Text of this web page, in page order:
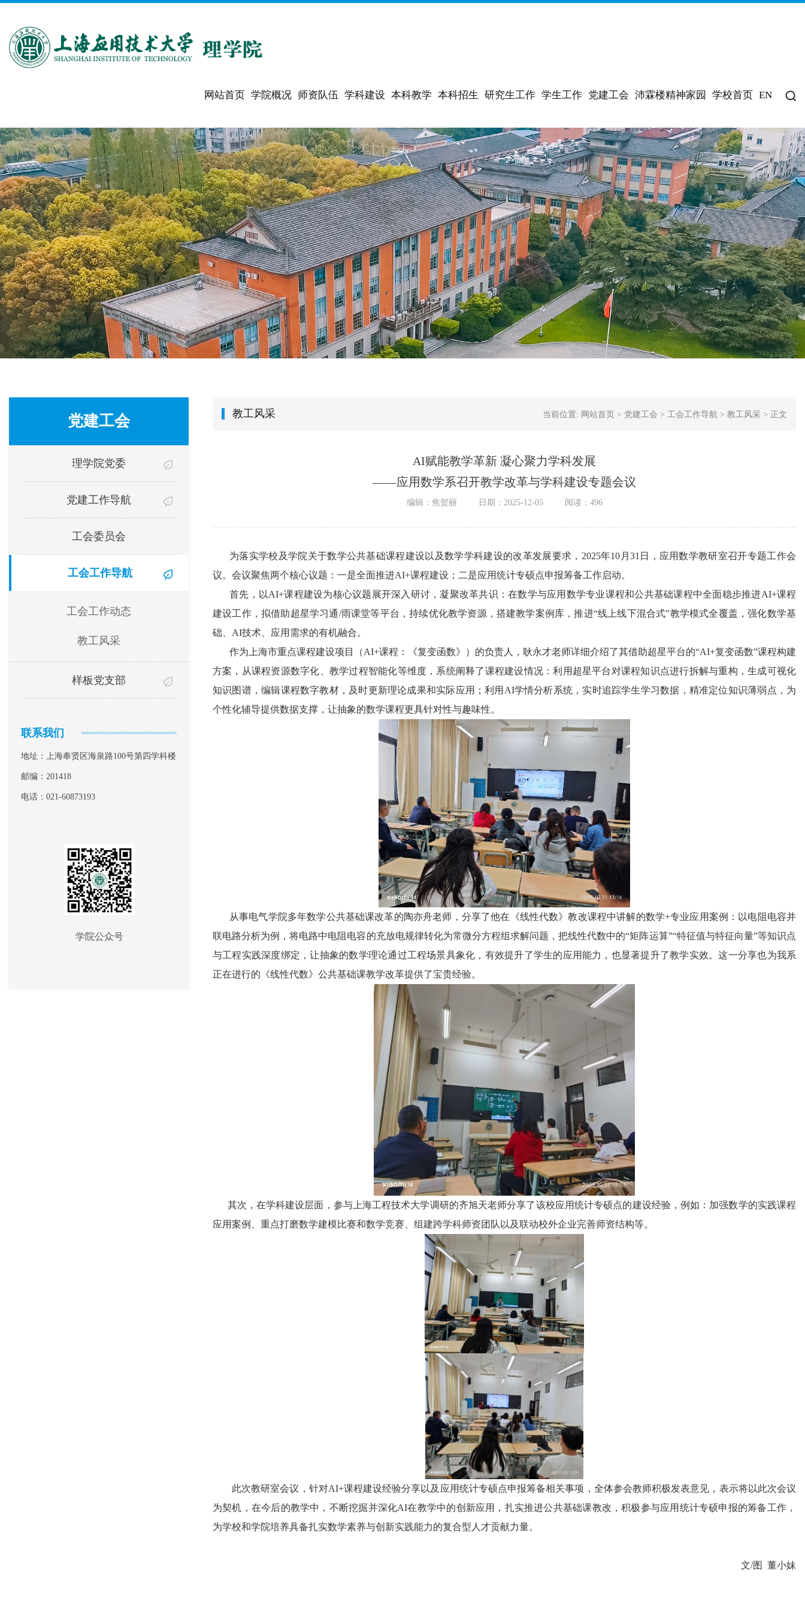
网站首页 学院概况 师资队伍 学科建设 本科教学 本科招生 研究生工作 学生工作 党建工会 沛霖楼精神家园 学校首页 EN
党建工会
理学院党委
党建工作导航
工会委员会
工会工作导航
工会工作动态
教工风采
样板党支部
联系我们
地址：上海奉贤区海泉路100号第四学科楼
邮编：201418
电话：021-60873193
学院公众号
教工风采 当前位置: 网站首页 > 党建工会 > 工会工作导航 > 教工风采 > 正文
AI赋能教学革新 凝心聚力学科发展
——应用数学系召开教学改革与学科建设专题会议
编辑：焦贺丽 日期：2025-12-05 阅读： 496
为落实学校及学院关于数学公共基础课程建设以及数学学科建设的改革发展要求，2025年10月31日，应用数学教研室召开专题工作会
议。会议聚焦两个核心议题：一是全面推进AI+课程建设；二是应用统计专硕点申报筹备工作启动。
首先，以AI+课程建设为核心议题展开深入研讨，凝聚改革共识：在数学与应用数学专业课程和公共基础课程中全面稳步推进AI+课程
建设工作，拟借助超星学习通/雨课堂等平台，持续优化教学资源，搭建教学案例库，推进“线上线下混合式”教学模式全覆盖，强化数学基
础、AI技术、应用需求的有机融合。
作为上海市重点课程建设项目（AI+课程：《复变函数》）的负责人，耿永才老师详细介绍了其借助超星平台的“AI+复变函数”课程构建
方案，从课程资源数字化、教学过程智能化等维度，系统阐释了课程建设情况：利用超星平台对课程知识点进行拆解与重构，生成可视化
知识图谱，编辑课程数字教材，及时更新理论成果和实际应用；利用AI学情分析系统，实时追踪学生学习数据，精准定位知识薄弱点，为
个性化辅导提供数据支撑，让抽象的数学课程更具针对性与趣味性。
从事电气学院多年数学公共基础课改革的陶亦舟老师，分享了他在《线性代数》教改课程中讲解的数学+专业应用案例：以电阻电容并
联电路分析为例，将电路中电阻电容的充放电规律转化为常微分方程组求解问题，把线性代数中的“矩阵运算”“特征值与特征向量”等知识点
与工程实践深度绑定，让抽象的数学理论通过工程场景具象化，有效提升了学生的应用能力，也显著提升了教学实效。这一分享也为我系
正在进行的《线性代数》公共基础课教学改革提供了宝贵经验。
其次，在学科建设层面，参与上海工程技术大学调研的齐旭天老师分享了该校应用统计专硕点的建设经验，例如：加强数学的实践课程
应用案例、重点打磨数学建模比赛和数学竞赛、组建跨学科师资团队以及联动校外企业完善师资结构等。
此次教研室会议，针对AI+课程建设经验分享以及应用统计专硕点申报筹备相关事项，全体参会教师积极发表意见，表示将以此次会议
为契机，在今后的教学中，不断挖掘并深化AI在教学中的创新应用，扎实推进公共基础课教改，积极参与应用统计专硕申报的筹备工作，
为学校和学院培养具备扎实数学素养与创新实践能力的复合型人才贡献力量。
文/图 董小妹